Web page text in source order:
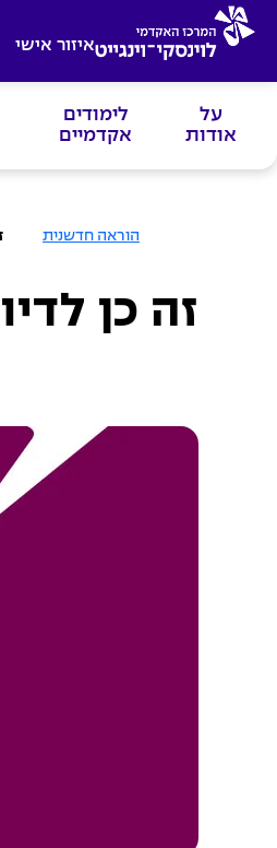
איזור אישי
על
אודות
לימודים
אקדמיים
ה
ב
הוראה חדשנית
זה כן